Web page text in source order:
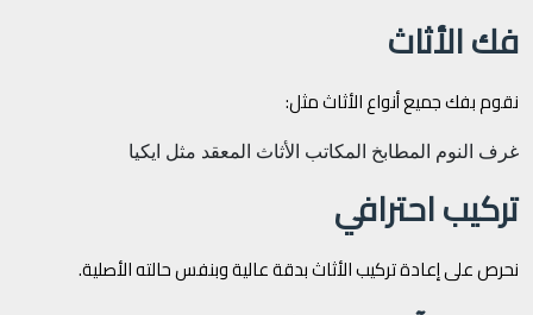
فك الأثاث
نقوم بفك جميع أنواع الأثاث مثل:
غرف النوم المطابخ المكاتب الأثاث المعقد مثل ايكيا
تركيب احترافي
نحرص على إعادة تركيب الأثاث بدقة عالية وبنفس حالته الأصلية.